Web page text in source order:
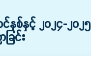
စ်နှင့် ၂၀၂၄-၂၀
ြင်း